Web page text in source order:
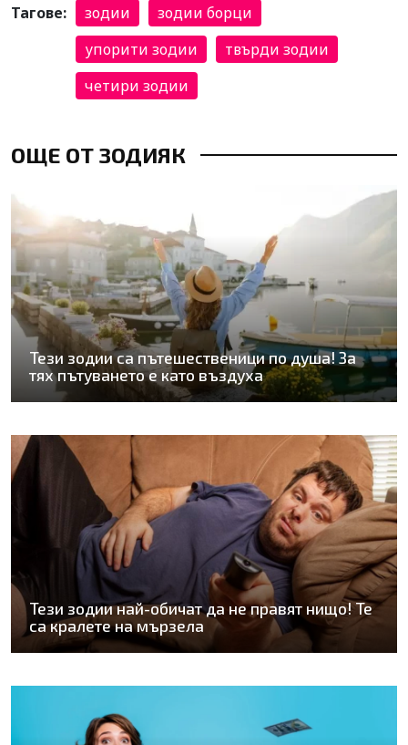
Тагове: зодии
зодии борци
упорити зодии
твърди зодии
четири зодии
ОЩЕ ОТ ЗОДИЯК
Тези зодии са пътешественици по душа! За
тях пътуването е като въздуха
Тези зодии най-обичат да не правят нищо! Те
са кралете на мързела